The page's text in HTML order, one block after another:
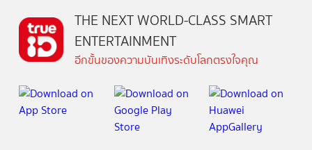
THE NEXT WORLD-CLASS SMART
ENTERTAINMENT
อีกขั้นของความบันเทิงระดับโลกตรงใจคุณ